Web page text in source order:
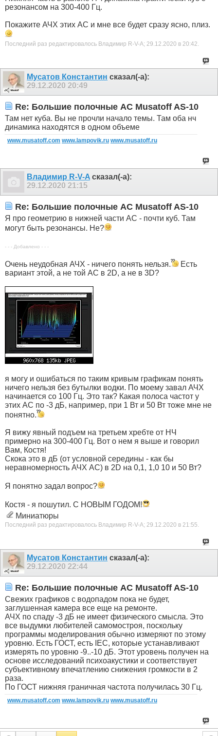
резонансом на 300-400 Гц.
Покажите АЧХ этих АС и мне все будет сразу ясно, плиз.
Последний раз редактировалось Владимир R-V-A; 29.12.2020 в 20:42.
Мусатов Константин сказал(-а):
29.12.2020 20:49
Re: Большие полочные АС Musatoff AS-10
Там нет куба. Вы не прочли начало темы. Там оба нч
динамика находятся в одном объеме
www.musatoff.com www.lampovik.ru www.musatoff.ru
Владимир R-V-A сказал(-а):
29.12.2020 21:15
Re: Большие полочные АС Musatoff AS-10
Я про геометрию в нижней части АС - почти куб. Там
могут быть резонансы. Не?
- - - Добавлено - - -
Очень неудобная АЧХ - ничего понять нельзя.
Есть
вариант этой, а не той АС в 2D, а не в 3D?
я могу и ошибаться по таким кривым графикам понять
ничего нельзя без бутылки водки. По моему завал АЧХ
начинается со 100 Гц. Это так? Какая полоса частот у
этих АС по -3 дБ, например, при 1 Вт и 50 Вт тоже мне не
понятно.
Я вижу явный подъем на третьем хребте от НЧ
примерно на 300-400 Гц. Вот о нем я выше и говорил
Вам, Костя!
Скока это в дБ (от условной середины - как бы
неравномерность АЧХ АС) в 2D на 0,1, 1,0 10 и 50 Вт?
Я понятно задал вопрос?
Костя - я пошутил. С НОВЫМ ГОДОМ!
Миниатюры
Последний раз редактировалось Владимир R-V-A; 29.12.2020 в 21:55.
Мусатов Константин сказал(-а):
29.12.2020 22:44
Re: Большие полочные АС Musatoff AS-10
Свежих графиков с водопадом пока не будет,
заглушенная камера все еще на ремонте.
АЧХ по спаду -3 дБ не имеет физического смысла. Это
все выдумки любителей самомостроя, поскольку
программы моделирования обычно измеряют по этому
уровню. Есть ГОСТ, есть IEC, которые устанавливают
измерять по уровню -9..-10 дБ. Этот уровень получен на
основе исследований психоакустики и соответствует
субъективному впечатлению снижения громкости в 2
раза.
По ГОСТ нижняя граничная частота получилась 30 Гц.
www.musatoff.com www.lampovik.ru www.musatoff.ru